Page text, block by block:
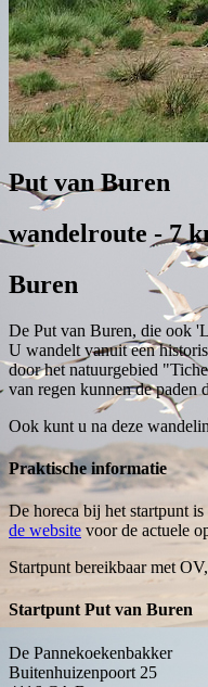
Put van Buren
wandelroute - 7
Buren
De Put van Buren, die ook
U wandelt vanuit een
door het natuurgebied
van regen kunnen de paden
Ook kunt u na deze
Praktische informatie
De horeca bij het startpunt
de website voor de actuele
Startpunt bereikbaar met
Startpunt Put van Buren
De Pannekoekenbakker
Buitenhuizenpoort 25